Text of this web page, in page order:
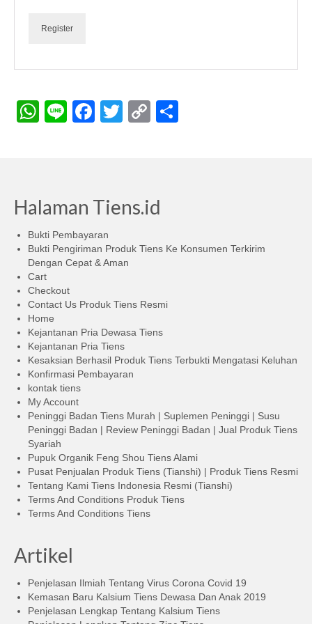
Pengobatan Lain
CELLES TIANE PERAWATAN KULIT
KOLAGEN BEUTRITION DRINK
BUKTI PEMBAYARAN
BUKTI PENGIRIMAN
KONTAK KAMI
AKUN SAYA
SELESAIKAN PESANAN
Products
search
Register
WhatsApp
LineFacebook
Twitter
Copy
Halaman Tiens.id
Bukti Pembayaran
Bukti Pengiriman Produk Tiens Ke Konsumen Terkirim
Dengan Cepat & Aman
Cart
Checkout
Contact Us Produk Tiens Resmi
Home
Kejantanan Pria Dewasa Tiens
Kejantanan Pria Tiens
Kesaksian Berhasil Produk Tiens Terbukti Mengatasi Keluhan
Konfirmasi Pembayaran
kontak tiens
My Account
Peninggi Badan Tiens Murah | Suplemen Peninggi | Susu
Peninggi Badan | Review Peninggi Badan | Jual Produk Tiens
Syariah
Pupuk Organik Feng Shou Tiens Alami
Pusat Penjualan Produk Tiens (Tianshi) | Produk Tiens Resmi
Tentang Kami Tiens Indonesia Resmi (Tianshi)
Terms And Conditions Produk Tiens
Terms And Conditions Tiens
Artikel
Penjelasan Ilmiah Tentang Virus Corona Covid 19
Kemasan Baru Kalsium Tiens Dewasa Dan Anak 2019
Penjelasan Lengkap Tentang Kalsium Tiens